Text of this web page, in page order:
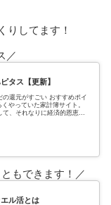
りしてます！
／
タス【更新】
の還元がすごい おすすめポイ
やっていた家計簿サイト。
、それなりに経済的恩恵も
もできます！／
エル活とは